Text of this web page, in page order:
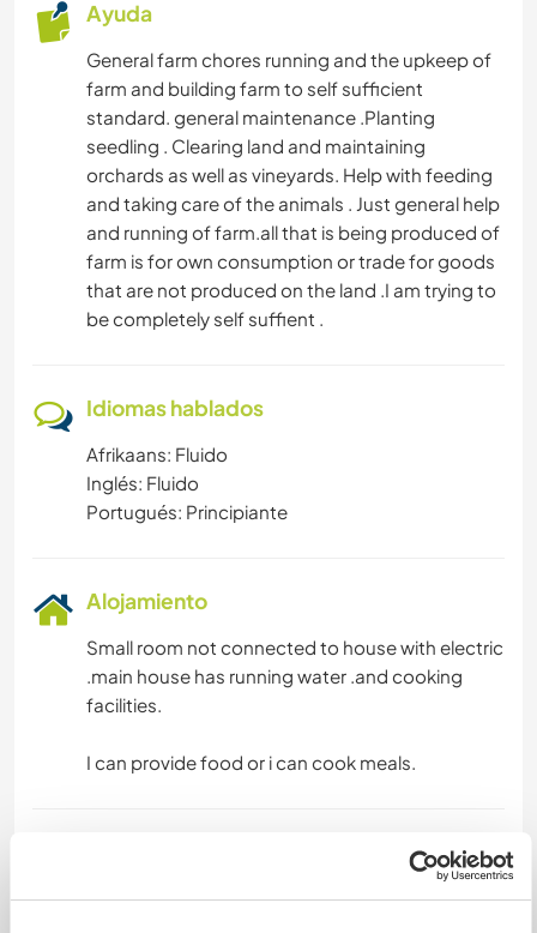
Ayuda
General farm chores running and the upkeep of
farm and building farm to self sufficient
standard. general maintenance .Planting
seedling . Clearing land and maintaining
orchards as well as vineyards. Help with feeding
and taking care of the animals . Just general help
and running of farm.all that is being produced of
farm is for own consumption or trade for goods
that are not produced on the land .I am trying to
be completely self suffient .
Idiomas hablados
Afrikaans: Fluido
Inglés: Fluido
Portugués: Principiante
Alojamiento
Small room not connected to house with electric
.main house has running water .and cooking
facilities.
I can provide food or i can cook meals.
Many interesting walks aswell as many fully